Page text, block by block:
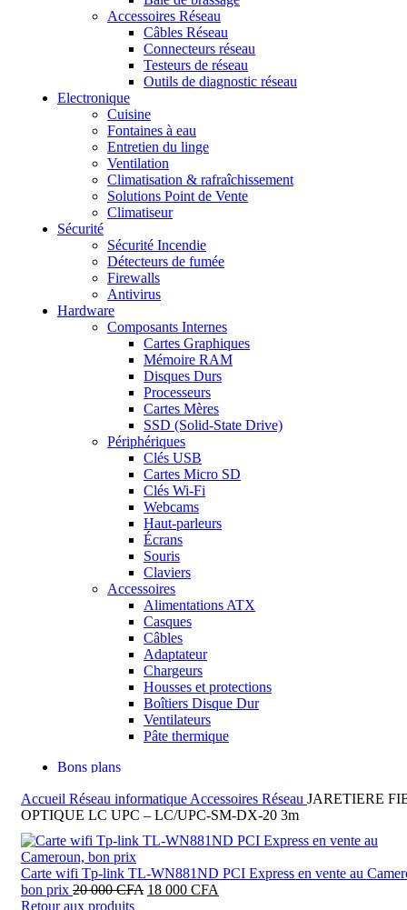
Accessoires Réseau
Câbles Réseau
Connecteurs réseau
Testeurs de réseau
Outils de diagnostic réseau
Electronique
Cuisine
Fontaines à eau
Entretien du linge
Ventilation
Climatisation & rafraîchissement
Solutions Point de Vente
Climatiseur
Sécurité
Sécurité Incendie
Détecteurs de fumée
Firewalls
Antivirus
Hardware
Composants Internes
Cartes Graphiques
Mémoire RAM
Disques Durs
Processeurs
Cartes Mères
SSD (Solid-State Drive)
Périphériques
Clés USB
Cartes Micro SD
Clés Wi-Fi
Webcams
Haut-parleurs
Écrans
Souris
Claviers
Accessoires
Alimentations ATX
Casques
Câbles
Adaptateur
Chargeurs
Housses et protections
Boîtiers Disque Dur
Ventilateurs
Pâte thermique
Bons plans
Rechercher
Accueil Réseau informatique Accessoires Réseau JARETIERE
OPTIQUE LC UPC – LC/UPC-SM-DX-20 3m
Carte wifi Tp-link TL-WN881ND PCI Express en vente au
bon prix 20 000CFA Le
18 000 CFA
Retour aux produits